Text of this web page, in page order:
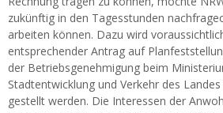
zukünftig in den Tagesstunden
arbeiten können. Dazu wird
entsprechender Antrag auf
der Betriebsgenehmigung beim
Stadtentwicklung und Verkehr des
gestellt werden. Die Interessen der